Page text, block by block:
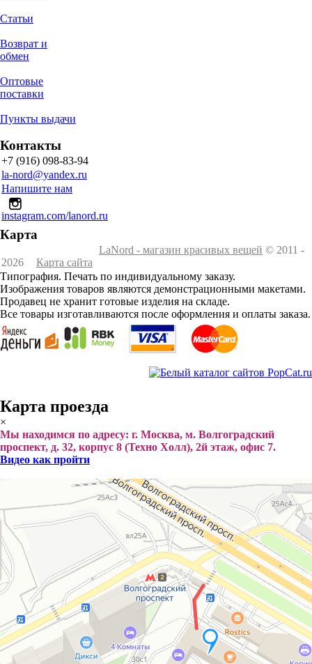
Статьи
Возврат и
обмен
Оптовые
поставки
Пункты выдачи
Контакты
+7 (916) 098-83-94
la-nord@yandex.ru
Напишите нам
instagram.com/lanord.ru
Карта
LaNord - магазин красивых вещей © 2011 -
2026
Карта сайта
Типография. Печать по индивидуальному заказу.
Изображения товаров являются демонстрационными макетами.
Продавец не хранит готовые изделия на складе.
Все товары изготавливаются после оформления и оплаты заказа.
Карта проезда
×
Мы находимся по адресу: г. Москва, м. Волгоградский
проспект, д. 32, корпус 8 (Техно Холл), 2й этаж, офис 7.
Видео как пройти